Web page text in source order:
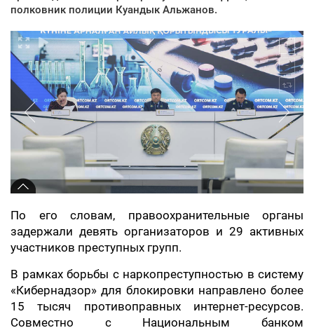
полковник полиции Куандык Альжанов.
По его словам, правоохранительные органы
задержали девять организаторов и 29 активных
участников преступных групп.
В рамках борьбы с наркопреступностью в систему
«Кибернадзор» для блокировки направлено более
15 тысяч противоправных интернет-ресурсов.
Совместно с Национальным банком